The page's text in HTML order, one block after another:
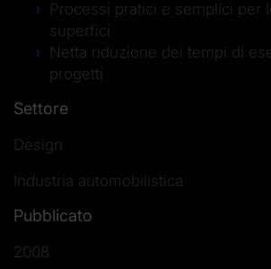
Processi pratici e semplici per
superfici
Netta riduzione dei tempi di
progetti
Settore
Design
Industria automobilistica
Pubblicato
2008